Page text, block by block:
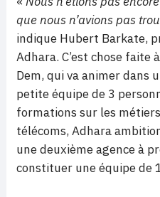
que nous n’avions pas
indique Hubert Barkate,
Adhara. C’est chose faite
Dem, qui va animer dans
petite équipe de 3
formations sur les
télécoms, Adhara
une deuxième agence à
constituer une équipe de